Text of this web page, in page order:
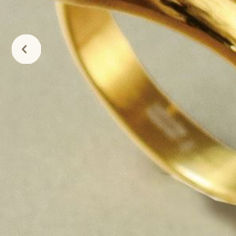
寝具・ベッド
カーテン・ラグ・ファブリック
美容・健康・サプリメント
制服・スクールすべて
制服・学生服
ジュニア・ティーンズ下着
大きいサイズ
大きいサイズ通販すべて
大きいサイズ レディース服
大きいサイズ レディース下着
バーゲン
カーテン・ラグ・ファブリック
制服・学生服
ジュニア・ティーンズ下着
大きいサイズ通販すべて
大きいサイズ レディース服
大きいサイズ レディース下着
バーゲン
バーゲンセール
シークレットセール
詳細検索
商品カテゴリ一覧
カタログ・チラシからのご注文